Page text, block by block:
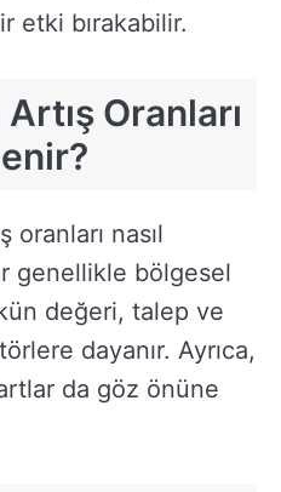
etki bırakabilir.
Oranları
oranları nasıl
genellikle bölgesel
değeri, talep ve
dayanır. Ayrıca,
da göz önüne